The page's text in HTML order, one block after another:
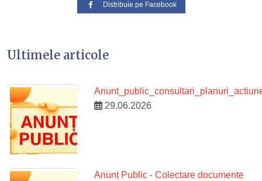
Distribuie pe Facebook
Ultimele articole
29.06.2026
Anunț Public - Colectare documente